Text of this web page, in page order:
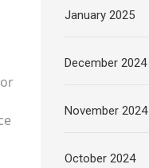
January 2025
December 2024
November 2024
October 2024